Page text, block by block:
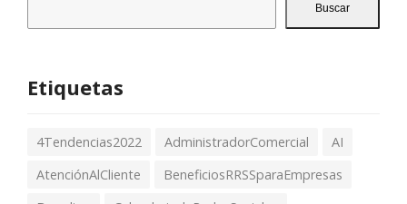
Buscar
Etiquetas
4Tendencias2022 AdministradorComercial
AI
AtenciónAlCliente
BeneficiosRRSSparaEmpresas